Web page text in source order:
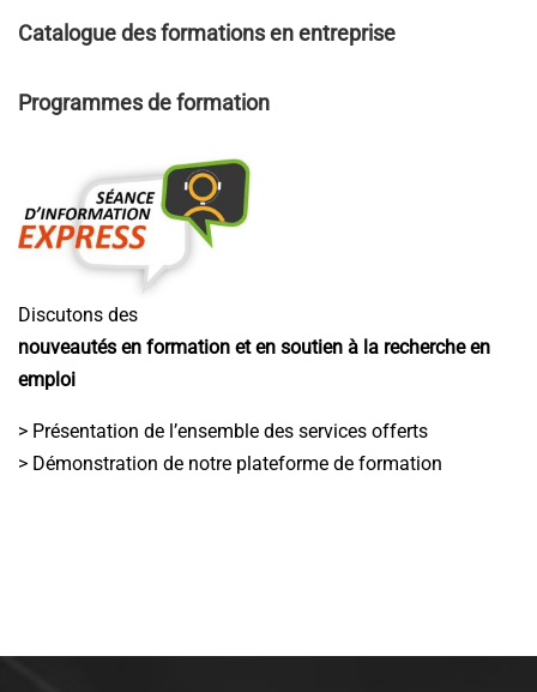
Catalogue des formations en entreprise
Programmes de formation
Discutons des
nouveautés en formation et en soutien à la recherche en
emploi
> Présentation de l’ensemble des services offerts
> Démonstration de notre plateforme de formation